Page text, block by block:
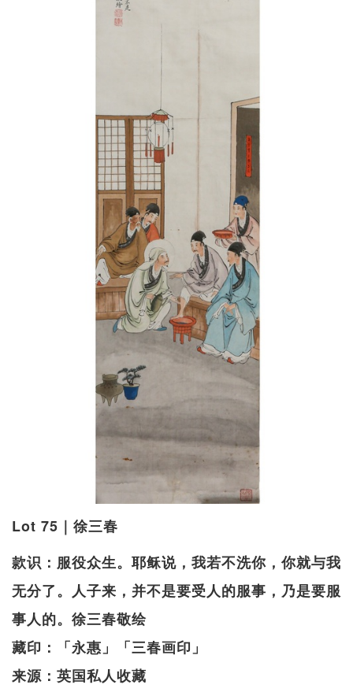
Lot 75｜徐三春
款识：服役众生。耶稣说，我若不洗你，你就与我
无分了。人子来，并不是要受人的服事，乃是要服
事人的。徐三春敬绘
藏印：「永惠」「三春画印」
来源：英国私人收藏